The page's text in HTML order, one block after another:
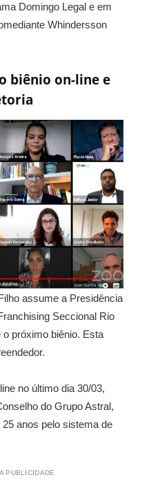
Domingo Legal e em
Whindersson
biênio on-line e
assume a Presidência
Seccional Rio
próximo biênio. Esta
no último dia 30/03,
do Grupo Astral,
anos pelo sistema de
PUBLICIDADE